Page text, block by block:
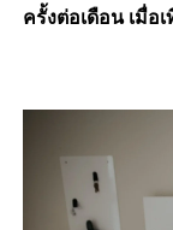
ครั้งต่อเดือน เมื่อ